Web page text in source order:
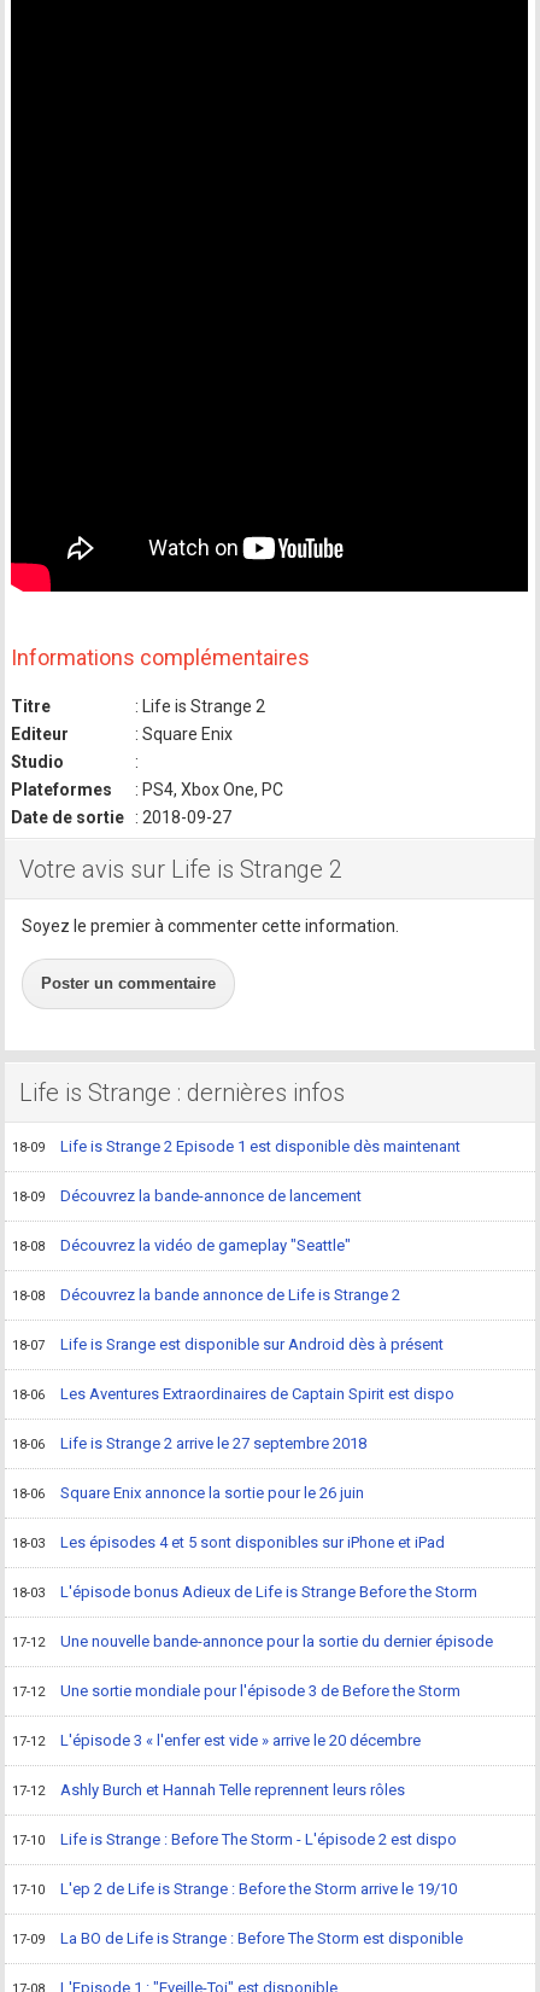
Informations complémentaires
Titre
: Life is Strange 2
Editeur
: Square Enix
Studio
:
Plateformes
: PS4, Xbox One, PC
Date de sortie
: 2018-09-27
Votre avis sur Life is Strange 2
Soyez le premier à commenter cette information.
Poster un commentaire
Life is Strange : dernières infos
18-09 Life is Strange 2 Episode 1 est disponible dès maintenant
18-09 Découvrez la bande-annonce de lancement
18-08 Découvrez la vidéo de gameplay "Seattle"
18-08 Découvrez la bande annonce de Life is Strange 2
18-07 Life is Srange est disponible sur Android dès à présent
18-06 Les Aventures Extraordinaires de Captain Spirit est dispo
18-06 Life is Strange 2 arrive le 27 septembre 2018
18-06 Square Enix annonce la sortie pour le 26 juin
18-03 Les épisodes 4 et 5 sont disponibles sur iPhone et iPad
18-03 L'épisode bonus Adieux de Life is Strange Before the Storm
17-12 Une nouvelle bande-annonce pour la sortie du dernier épisode
17-12 Une sortie mondiale pour l'épisode 3 de Before the Storm
17-12 L'épisode 3 « l'enfer est vide » arrive le 20 décembre
17-12 Ashly Burch et Hannah Telle reprennent leurs rôles
17-10 Life is Strange : Before The Storm - L'épisode 2 est dispo
17-10 L'ep 2 de Life is Strange : Before the Storm arrive le 19/10
17-09 La BO de Life is Strange : Before The Storm est disponible
L'Episode 1 : "Eveille-Toi" est disponible